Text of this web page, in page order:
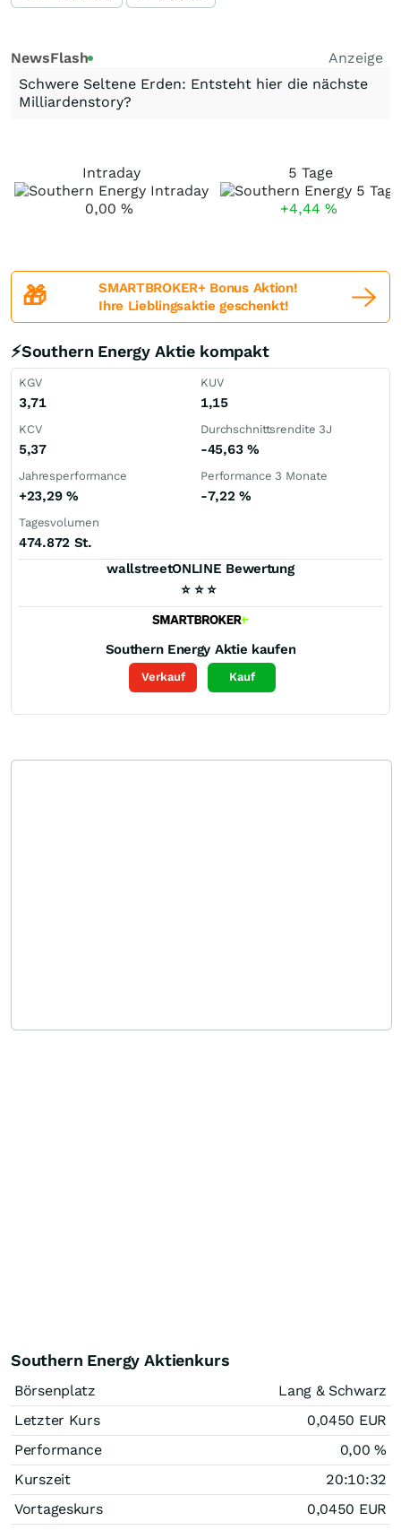
NewsFlash
Anzeige
Schwere Seltene Erden: Entsteht hier die nächste
Milliardenstory?
Intraday
0,00 %
5 Tage
+4,44 %
🎁
SMARTBROKER+ Bonus Aktion!
Ihre Lieblingsaktie geschenkt!
⚡Southern Energy Aktie kompakt
KGV
3,71
KUV
1,15
KCV
5,37
Durchschnittsrendite 3J
-45,63 %
Jahresperformance
+23,29 %
Performance 3 Monate
-7,22%
Tagesvolumen
474.872 St.
wallstreetONLINE Bewertung
⭐ ⭐ ⭐
Southern Energy Aktie kaufen
Verkauf Kauf
Southern Energy Aktienkurs
Börsenplatz
Lang & Schwarz
Letzter Kurs
0,0450 EUR
Performance
0,00%
Kurszeit
20:10:32
Vortageskurs
0,0450 EUR